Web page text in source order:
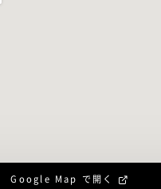
Google Map で開く